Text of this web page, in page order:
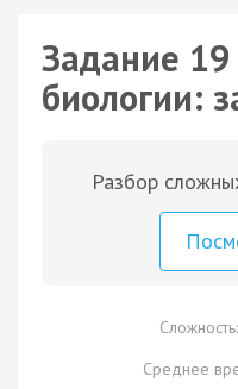
Задание 19
биологии:
Разбор
Сложность:
Среднее